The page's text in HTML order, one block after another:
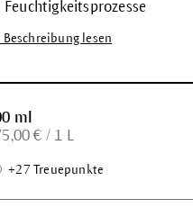
lesen
ml
€ / 1 L
+27 Treuepunkte